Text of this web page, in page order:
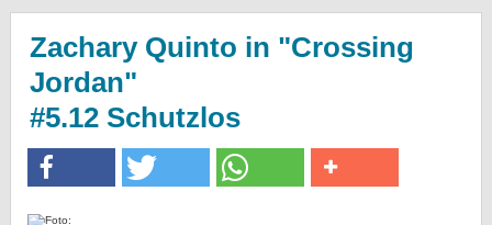
Zachary Quinto in "Crossing
Jordan"
#5.12 Schutzlos
Specials
SERVICE